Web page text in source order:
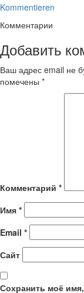
Kommentieren
Комментарии
Добавить
Ваш адрес email не
помечены *
Комментарий *
Имя *
Email *
Сайт
Сохранить моё